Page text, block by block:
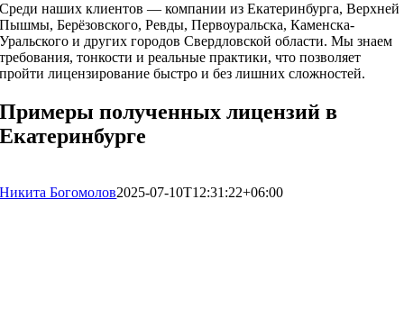
Среди наших клиентов — компании из Екатеринбурга, Верхней
Пышмы, Берёзовского, Ревды, Первоуральска, Каменска-
Уральского и других городов Свердловской области. Мы знаем
требования, тонкости и реальные практики, что позволяет
пройти лицензирование быстро и без лишних сложностей.
Примеры полученных лицензий в
Екатеринбурге
Никита Богомолов2025-07-10T12:31:22+06:00